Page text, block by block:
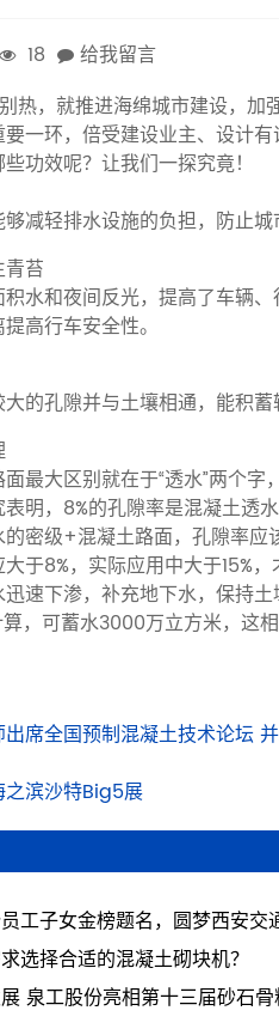
18
给我留言
热，就推进海绵城市建设，
一环，倍受建设业主、设计有
功效呢？让我们一探究竟！
减轻排水设施的负担，防止
苔
水和夜间反光，提高了车辆
高行车安全性。
的孔隙并与土壤相通，能积
最大区别就在于“透水”两个
明，8%的孔隙率是混凝土透
密级+混凝土路面，孔隙率
于8%，实际应用中大于15%，
速下渗，补充地下水，保持
，可蓄水3000万立方米，这
席全国预制混凝土技术论坛
滨沙特Big5展
工子女金榜题名，圆梦西安交
选择合适的混凝土砌块机？
泉工股份亮相第十三届砂石骨